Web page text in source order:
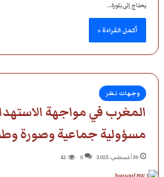
يحتاج إلى بلورة…
أكمل القراءة »
وجهات نظر
المغرب في مواجهة
مسؤولية جماعية وصورة
30 أغسطس، 2025 0
42